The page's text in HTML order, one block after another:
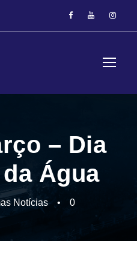
– Dia
Água
Notícias • 0